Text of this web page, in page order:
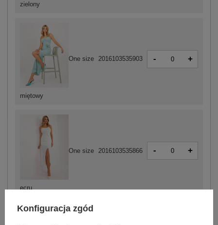
miętowy
One size 2016103535903 - +
ecru
One size 2016103535866 - +
zielony
Konfiguracja zgód